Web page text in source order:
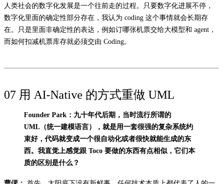
人类社会的数字化发展是一个往前走的过程。只要数字化进展不停，
数字化里面的确定性部分存在，我认为 coding 这个事情就会长期存
在。只是里面非确定性的表达，例如订哪张机票交给大模型和 agent，
而如何扣减机票库存就必须交由 Coding。
07 用 AI-Native 的方式重做 UML
Founder Park：九十年代后期，当时流行所谓的
UML（统一建模语言），就是用一套很强的复杂系统约
束好，代码就变成一个很自动化或者很快就能生成的东
西。我直觉上感觉跟 Toco 要做的东西有点相似，它们本
质的区别是什么？